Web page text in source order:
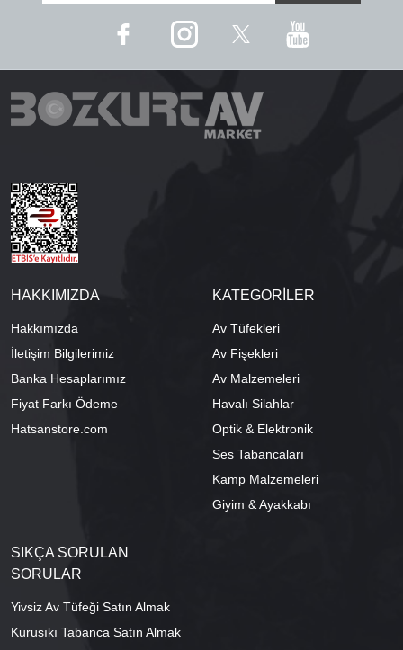
HAKKIMIZDA
Hakkımızda
İletişim Bilgilerimiz
Banka Hesaplarımız
Fiyat Farkı Ödeme
Hatsanstore.com
KATEGORİLER
Av Tüfekleri
Av Fişekleri
Av Malzemeleri
Havalı Silahlar
Optik & Elektronik
Ses Tabancaları
Kamp Malzemeleri
Giyim & Ayakkabı
SIKÇA SORULAN
SORULAR
Yivsiz Av Tüfeği Satın Almak
Kurusıkı Tabanca Satın Almak